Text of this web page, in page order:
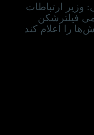
وزیر ارتباطات
فیلترشکن
را اعلام کند